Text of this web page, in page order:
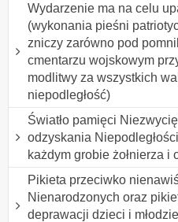
Wydarzenie ma na celu
(wykonania pieśni
zniczy zarówno pod
cmentarzu wojskowym
modlitwy za wszystkich
niepodległość)
Światło pamięci
odzyskania
każdym grobie żołnierza
Pikieta przeciwko
Nienarodzonych oraz
deprawacji dzieci i